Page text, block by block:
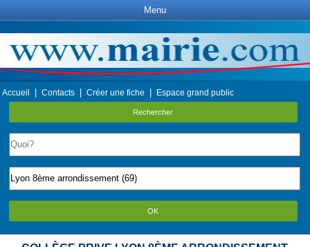
Menu
Accueil Contacts Créer une fiche Espace grand public
Rechercher
OK